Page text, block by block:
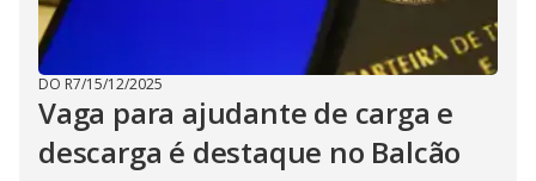
DO R7/15/12/2025
Vaga para ajudante de carga e
descarga é destaque no Balcão